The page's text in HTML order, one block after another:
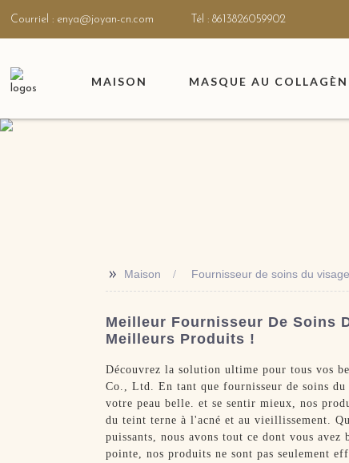
Courriel : enya@joyan-cn.com Tél : 8613826059902
MAISON MASQUE AU
>> Maison Fournisseur de soins du visage
Meilleur Fournisseur De Soins
Meilleurs Produits !
Découvrez la solution ultime pour tous vos
Co., Ltd. En tant que fournisseur de soins
votre peau belle. et se sentir mieux, nos
du teint terne à l'acné et au vieillissement.
puissants, nous avons tout ce dont vous
pointe, nos produits ne sont pas seulement